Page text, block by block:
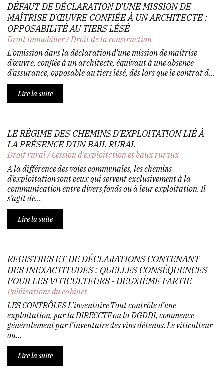
DÉFAUT DE DÉCLARATION D’UNE MISSION DE
MAÎTRISE D’ŒUVRE CONFIÉE À UN ARCHITECTE :
OPPOSABILITÉ AU TIERS LÉSÉ
Droit immobilier/Droit de la construction
L’omission dans la déclaration d’une mission de maîtrise
d’œuvre, confiée à un architecte, équivaut à une absence
d’assurance, opposable au tiers lésé, dès lors que le contrat d...
Lire la suite
LE RÉGIME DES CHEMINS D’EXPLOITATION LIÉ À
LA PRÉSENCE D’UN BAIL RURAL
Droit rural/Cession d'exploitation et baux ruraux
A la différence des voies communales, les chemins
d’exploitation sont ceux qui servent exclusivement à la
communication entre divers fonds ou à leur exploitation. Il
s’agit de...
Lire la suite
REGISTRES ET DE DÉCLARATIONS CONTENANT
DES INEXACTITUDES : QUELLES CONSÉQUENCES
POUR LES VITICULTEURS - DEUXIÈME PARTIE
Publications du cabinet
LES CONTRÔLES L’inventaire Tout contrôle d’une
exploitation, par la DIRECCTE ou la DGDDI, commence
généralement par l’inventaire des vins détenus. Le viticulteur
ou...
Lire la suite